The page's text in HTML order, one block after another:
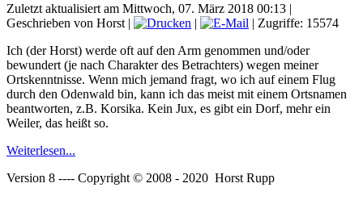
Zuletzt aktualisiert am Mittwoch, 07. März 2018 00:13 |
Geschrieben von Horst | |
| Zugriffe: 15574
Ich (der Horst) werde oft auf den Arm genommen und/oder
bewundert (je nach Charakter des Betrachters) wegen meiner
Ortskenntnisse. Wenn mich jemand fragt, wo ich auf einem Flug
durch den Odenwald bin, kann ich das meist mit einem Ortsnamen
beantworten, z.B. Korsika. Kein Jux, es gibt ein Dorf, mehr ein
Weiler, das heißt so.
Weiterlesen...
Version 8 ---- Copyright © 2008 - 2020 Horst Rupp